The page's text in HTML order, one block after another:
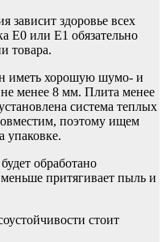
зависит здоровье всех
Е0 или Е1 обязательно
товара.
иметь хорошую шумо- и
менее 8 мм. Плита менее
система теплых
поэтому ищем
обработано
притягивает пыль и
стоит